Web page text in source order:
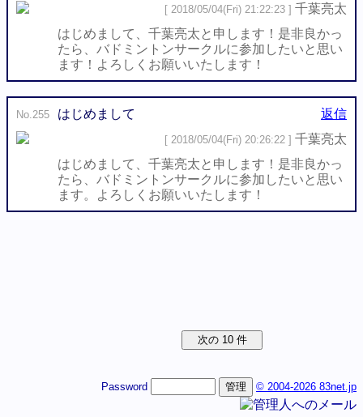
[ 2018/05/04(Fri) 21:22:23 ] 千葉亮太
はじめまして、千葉亮太と申します！是非良かっ
たら、バドミントンサークルに参加したいと思い
ます！よろしくお願いいたします！
No.255 はじめまして 返信
[ 2018/05/04(Fri) 20:26:22 ] 千葉亮太
はじめまして、千葉亮太と申します！是非良かっ
たら、バドミントンサークルに参加したいと思い
ます。よろしくお願いいたします！
Password © 2004-2026 83net.jp